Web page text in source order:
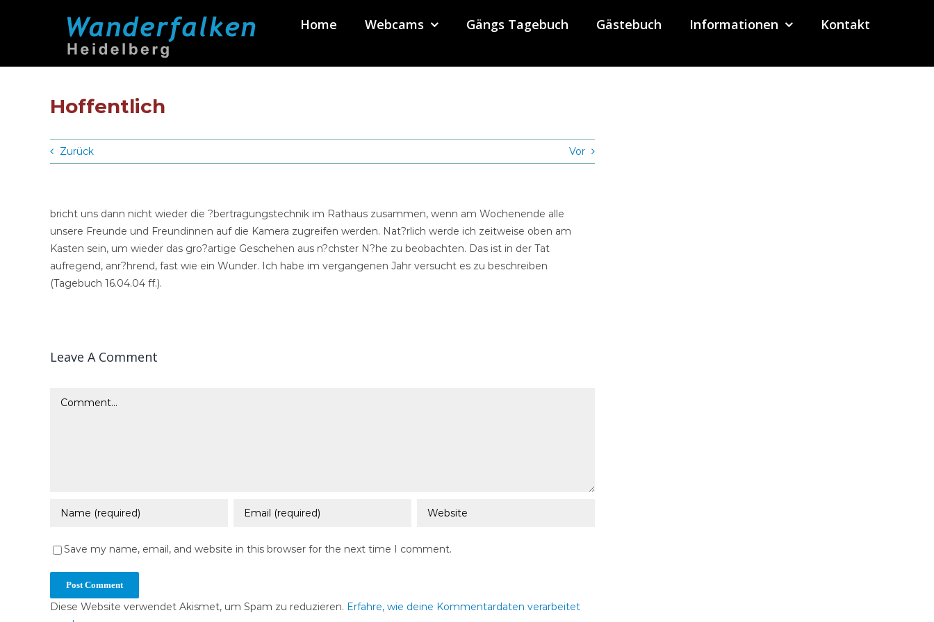
Home Webcams Gängs Tagebuch Gästebuch Informationen Kontakt
Hoffentlich
Zurück Vor
bricht uns dann nicht wieder die ?bertragungstechnik im Rathaus zusammen, wenn am Wochenende alle
unsere Freunde und Freundinnen auf die Kamera zugreifen werden. Nat?rlich werde ich zeitweise oben am
Kasten sein, um wieder das gro?artige Geschehen aus n?chster N?he zu beobachten. Das ist in der Tat
aufregend, anr?hrend, fast wie ein Wunder. Ich habe im vergangenen Jahr versucht es zu beschreiben
(Tagebuch 16.04.04 ff.).
Leave A Comment
Comment
Save my name, email, and website in this browser for the next time I comment.
Diese Website verwendet Akismet, um Spam zu reduzieren. Erfahre, wie deine Kommentardaten verarbeitet